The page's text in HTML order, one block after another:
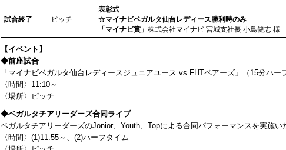
試合終了 ピッチ
表彰式
☆マイナビベガルタ仙台レディース勝利時のみ
「マイナビ賞」 株式会社マイナビ 宮城支社長 小島健志 様
【イベント】
◆前座試合
「マイナビベガルタ仙台レディースジュニアユース vs FHTペアーズ」（15分ハー
〈時間〉11:10～
〈場所〉ピッチ
◆ベガルタチアリーダーズ合同ライブ
ベガルタチアリーダーズのJonior、Youth、Topによる合同パフォーマンスを実施い
〈時間〉(1)11:55～、(2)ハーフタイム